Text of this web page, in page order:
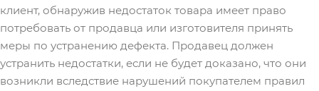
клиент, обнаружив недостаток товара имеет право
потребовать от продавца или изготовителя принять
меры по устранению дефекта. Продавец должен
устранить недостатки, если не будет доказано, что они
возникли вследствие нарушений покупателем правил